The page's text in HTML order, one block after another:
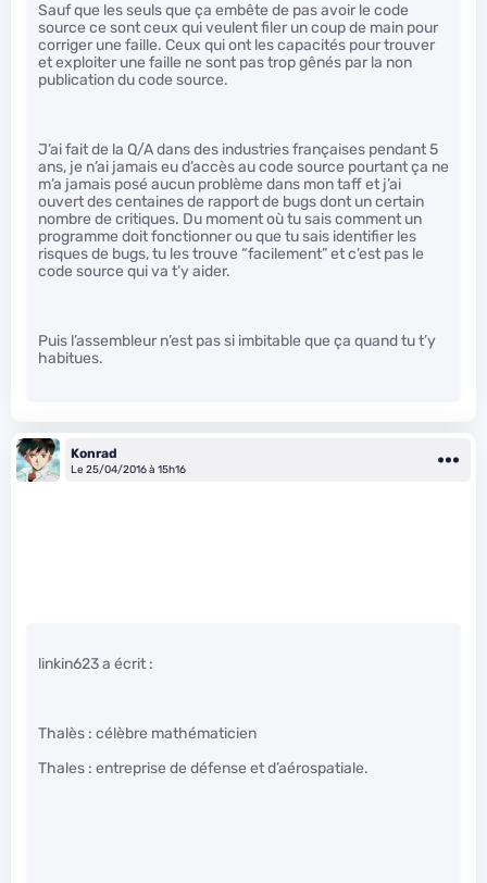
Sauf que les seuls que ça embête de pas avoir le code
source ce sont ceux qui veulent filer un coup de main pour
corriger une faille. Ceux qui ont les capacités pour trouver
et exploiter une faille ne sont pas trop gênés par la non
publication du code source.
J’ai fait de la Q/A dans des industries françaises pendant 5
ans, je n’ai jamais eu d’accès au code source pourtant ça ne
m’a jamais posé aucun problème dans mon taff et j’ai
ouvert des centaines de rapport de bugs dont un certain
nombre de critiques. Du moment où tu sais comment un
programme doit fonctionner ou que tu sais identifier les
risques de bugs, tu les trouve “facilement” et c’est pas le
code source qui va t’y aider.
Puis l’assembleur n’est pas si imbitable que ça quand tu t’y
habitues.
Konrad
Le 25/04/2016 à 15h16
linkin623 a écrit :
Thalès : célèbre mathématicien
Thales : entreprise de défense et d’aérospatiale.